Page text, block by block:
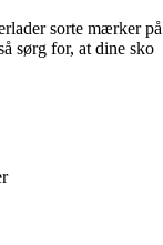
sorte mærker på
sørg for, at dine sko